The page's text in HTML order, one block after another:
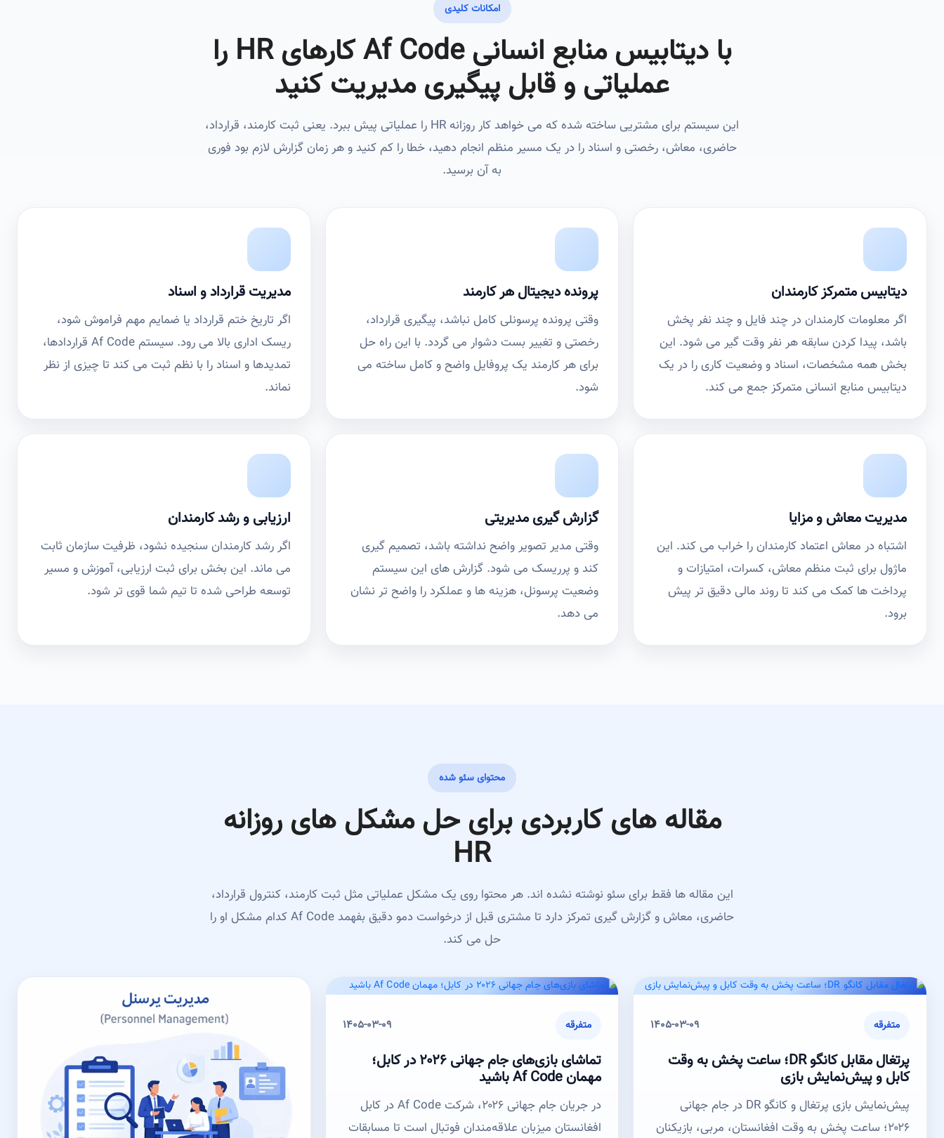
امکانات کلیدی
با دیتابیس منابع انسانی Af Code کارهای HR را
عملیاتی و قابل پیگیری مدیریت کنید
این سیستم برای مشتریی ساخته شده که می خواهد کار روزانه HR را عملیاتی پیش ببرد. یعنی ثبت کارمند، قرارداد،
حاضری، معاش، رخصتی و اسناد را در یک مسیر منظم انجام دهید، خطا را کم کنید و هر زمان گزارش لازم بود فوری
به آن برسید.
دیتابیس متمرکز کارمندان
اگر معلومات کارمندان در چند فایل و چند نفر پخش
باشد، پیدا کردن سابقه هر نفر وقت گیر می شود. این
بخش همه مشخصات، اسناد و وضعیت کاری را در یک
دیتابیس منابع انسانی متمرکز جمع می کند.
پرونده دیجیتال هر کارمند
وقتی پرونده پرسونلی کامل نباشد، پیگیری قرارداد،
رخصتی و تغییر بست دشوار می گردد. با این راه حل
برای هر کارمند یک پروفایل واضح و کامل ساخته می
شود.
مدیریت قرارداد و اسناد
اگر تاریخ ختم قرارداد یا ضمایم مهم فراموش شود،
ریسک اداری بالا می رود. سیستم Af Code قراردادها،
تمدیدها و اسناد را با نظم ثبت می کند تا چیزی از نظر
نماند.
مدیریت معاش و مزایا
اشتباه در معاش اعتماد کارمندان را خراب می کند. این
ماژول برای ثبت منظم معاش، کسرات، امتیازات و
پرداخت ها کمک می کند تا روند مالی دقیق تر پیش
برود.
گزارش گیری مدیریتی
وقتی مدیر تصویر واضح نداشته باشد، تصمیم گیری
کند و پرریسک می شود. گزارش های این سیستم
وضعیت پرسونل، هزینه ها و عملکرد را واضح تر نشان
می دهد.
ارزیابی و رشد کارمندان
اگر رشد کارمندان سنجیده نشود، ظرفیت سازمان ثابت
می ماند. این بخش برای ثبت ارزیابی، آموزش و مسیر
توسعه طراحی شده تا تیم شما قوی تر شود.
محتوای سئو شده
مقاله های کاربردی برای حل مشکل های روزانه
HR
این مقاله ها فقط برای سئو نوشته نشده اند. هر محتوا روی یک مشکل عملیاتی مثل ثبت کارمند، کنترول قرارداد،
حاضری، معاش و گزارش گیری تمرکز دارد تا مشتری قبل از درخواست دمو دقیق بفهمد Af Code کدام مشکل او را
حل می کند.
متفرقه 1405-03-09
پرتغال مقابل کانگو DR؛ ساعت پخش به وقت
کابل و پیش‌نمایش بازی
پیش‌نمایش بازی پرتغال و کانگو DR در جام جهانی
۲۰۲۶؛ ساعت پخش به وقت افغانستان، مربی، بازیکنان
متفرقه 1405-03-09
تماشای بازی‌های جام جهانی ۲۰۲۶ در کابل؛
مهمان Af Code باشید
در جریان جام جهانی ۲۰۲۶، شرکت Af Code در کابل
افغانستان میزبان علاقه‌مندان فوتبال است تا مسابقات